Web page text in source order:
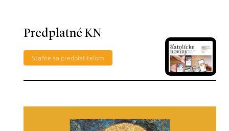
Predplatné KN
Staňte sa predplatiteľom